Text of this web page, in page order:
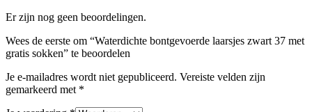
Er zijn nog geen beoordelingen.
Wees de eerste om “Waterdichte bontgevoerde laarsjes zwart 37 met
gratis sokken” te beoordelen
Je e-mailadres wordt niet gepubliceerd. Vereiste velden zijn
gemarkeerd met *